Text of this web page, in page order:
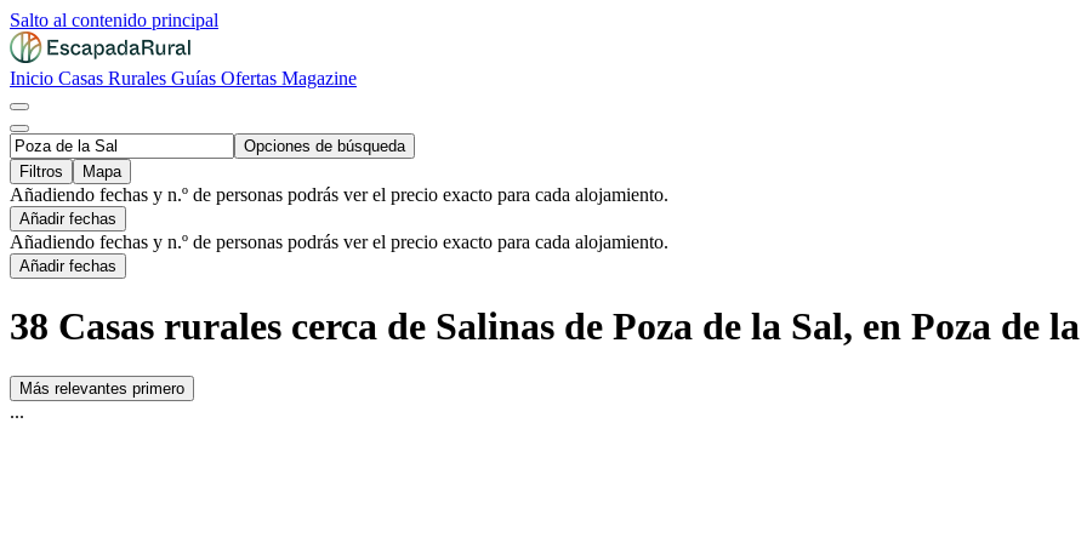
Salto al contenido principal
Inicio Casas Rurales Guías Ofertas Magazine
Opciones de búsqueda
Filtros
Mapa
Añadiendo fechas y n.º de personas podrás ver el precio exacto para cada alojamiento.
Añadir fechas
Añadiendo fechas y n.º de personas podrás ver el precio exacto para cada alojamiento.
Añadir fechas
38 Casas rurales cerca de Salinas de Poza de la Sal, en Poza de
Más relevantes primero
...